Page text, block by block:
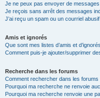
Je ne peux pas envoyer de
Je reçois sans arrêt des messages
J’ai reçu un spam ou un courriel
Amis et ignorés
Que sont mes listes d’amis et
Comment puis-je ajouter/supprimer
Recherche dans les forums
Comment rechercher dans les forums
Pourquoi ma recherche ne renvoie
Pourquoi ma recherche renvoie une